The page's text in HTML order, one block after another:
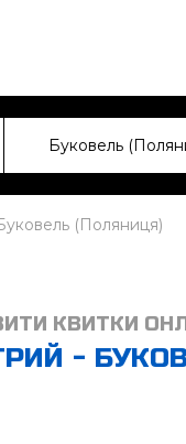
(Поляниця)
КВИТКИ
-